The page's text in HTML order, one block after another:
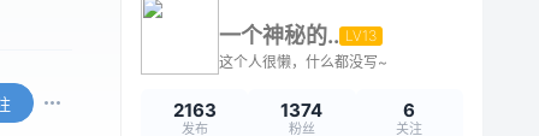
一个神秘的.. LV13
这个人很懒，什么都没写~
2163
发布
1374
粉丝
6
关注